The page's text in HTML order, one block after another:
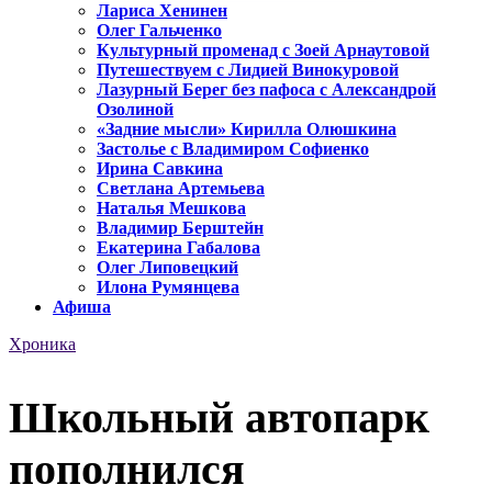
Лариса Хенинен
Олег Гальченко
Культурный променад с Зоей Арнаутовой
Путешествуем с Лидией Винокуровой
Лазурный Берег без пафоса с Александрой
Озолиной
«Задние мысли» Кирилла Олюшкина
Застолье с Владимиром Софиенко
Ирина Савкина
Светлана Артемьева
Наталья Мешкова
Владимир Берштейн
Екатерина Габалова
Олег Липовецкий
Илона Румянцева
Афиша
Хроника
Школьный автопарк
пополнился